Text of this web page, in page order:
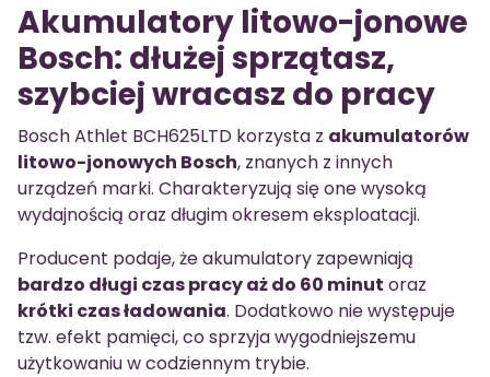
Akumulatory litowo-jonowe
Bosch: dłużej sprzątasz,
szybciej wracasz do pracy
Bosch Athlet BCH625LTD korzysta z akumulatorów
litowo-jonowych Bosch, znanych z innych
urządzeń marki. Charakteryzują się one wysoką
wydajnością oraz długim okresem eksploatacji.
Producent podaje, że akumulatory zapewniają
bardzo długi czas pracy aż do 60 minut oraz
krótki czas ładowania. Dodatkowo nie występuje
tzw. efekt pamięci, co sprzyja wygodniejszemu
użytkowaniu w codziennym trybie.